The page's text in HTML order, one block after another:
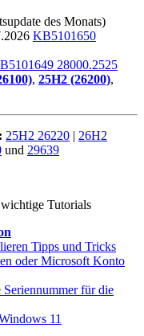
des Monats)
KB5101650
28000.2525
, 25H2 (26200),
25H2 26220 | 26H2
und 29639
Tutorials
Tipps und Tricks
oder Microsoft Konto
für die
11